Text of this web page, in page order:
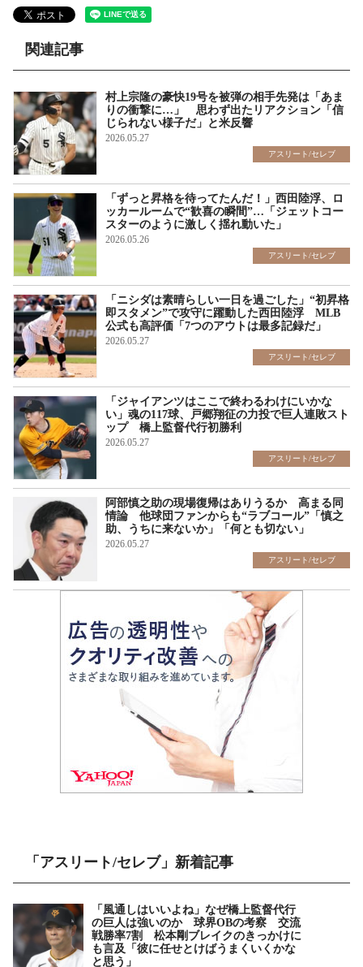
関連記事
村上宗隆の豪快19号を被弾の相手先発は「あま
りの衝撃に…」 思わず出たリアクション「信
じられない様子だ」と米反響
2026.05.27
アスリート/セレブ
「ずっと昇格を待ってたんだ！」西田陸浮、ロ
ッカールームで“歓喜の瞬間”…「ジェットコー
スターのように激しく揺れ動いた」
2026.05.26
アスリート/セレブ
「ニシダは素晴らしい一日を過ごした」“初昇格
即スタメン”で攻守に躍動した西田陸浮 MLB
公式も高評価「7つのアウトは最多記録だ」
2026.05.27
アスリート/セレブ
「ジャイアンツはここで終わるわけにいかな
い」魂の117球、戸郷翔征の力投で巨人連敗スト
ップ 橋上監督代行初勝利
2026.05.27
アスリート/セレブ
阿部慎之助の現場復帰はありうるか 高まる同
情論 他球団ファンからも“ラブコール”「慎之
助、うちに来ないか」「何とも切ない」
2026.05.27
アスリート/セレブ
「アスリート/セレブ」新着記事
「風通しはいいよね」なぜ橋上監督代行
の巨人は強いのか 球界OBの考察 交流
戦勝率7割 松本剛ブレイクのきっかけに
も言及「彼に任せとけばうまくいくかな
と思う」